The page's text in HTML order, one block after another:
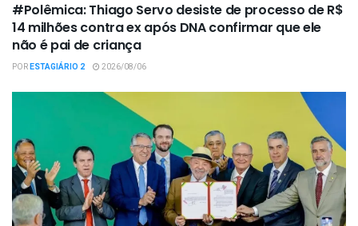
#Polêmica: Thiago Servo desiste de processo de R$
14 milhões contra ex após DNA confirmar que ele
não é pai de criança
PORESTAGIÁRIO 2 2026/08/06